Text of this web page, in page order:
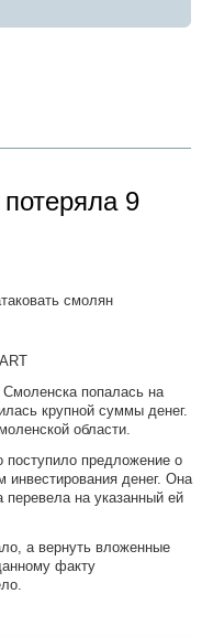
9
смолян
попалась на
крупной суммы денег.
области.
поступило предложение о
инвестирования денег. Она
перевела на указанный ей
а вернуть вложенные
факту